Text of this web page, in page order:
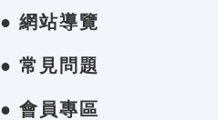
● 網站導覽
● 常見問題
● 會員專區